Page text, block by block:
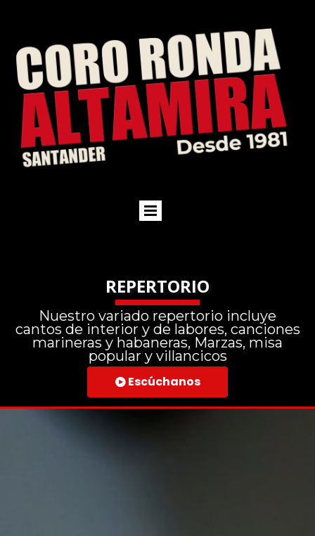
REPERTORIO
Nuestro variado repertorio incluye
cantos de interior y de labores, canciones
marineras y habaneras, Marzas, misa
popular y villancicos
 Escúchanos